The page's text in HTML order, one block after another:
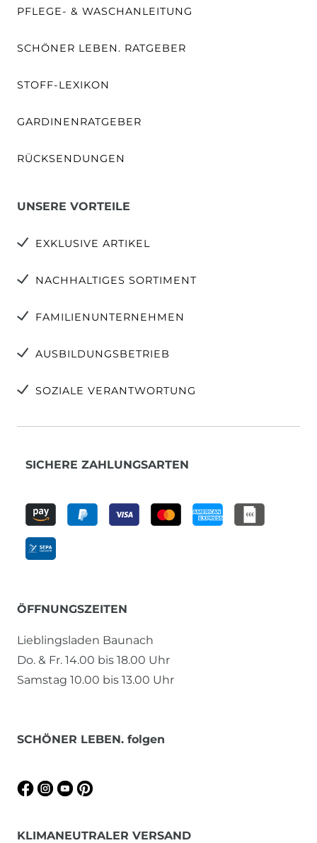
PFLEGE- & WASCHANLEITUNG
SCHÖNER LEBEN. RATGEBER
STOFF-LEXIKON
GARDINENRATGEBER
RÜCKSENDUNGEN
UNSERE VORTEILE
EXKLUSIVE ARTIKEL
NACHHALTIGES SORTIMENT
FAMILIENUNTERNEHMEN
AUSBILDUNGSBETRIEB
SOZIALE VERANTWORTUNG
SICHERE ZAHLUNGSARTEN
ÖFFNUNGSZEITEN
Lieblingsladen Baunach
Do. & Fr. 14.00 bis 18.00 Uhr
Samstag 10.00 bis 13.00 Uhr
SCHÖNER LEBEN. folgen
KLIMANEUTRALER VERSAND